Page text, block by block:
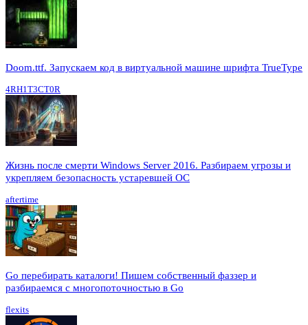
Doom.ttf. Запускаем код в виртуальной машине шрифта TrueType
4RH1T3CT0R
Жизнь после смерти Windows Server 2016. Разбираем угрозы и
укрепляем безопасность устаревшей ОС
aftertime
Go перебирать каталоги! Пишем собственный фаззер и
разбираемся с многопоточностью в Go
flexits